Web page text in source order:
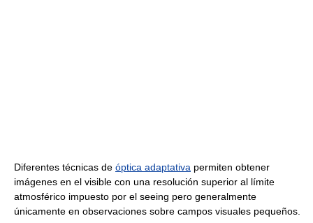
Diferentes técnicas de óptica adaptativa permiten obtener
imágenes en el visible con una resolución superior al límite
atmosférico impuesto por el seeing pero generalmente
únicamente en observaciones sobre campos visuales pequeños.